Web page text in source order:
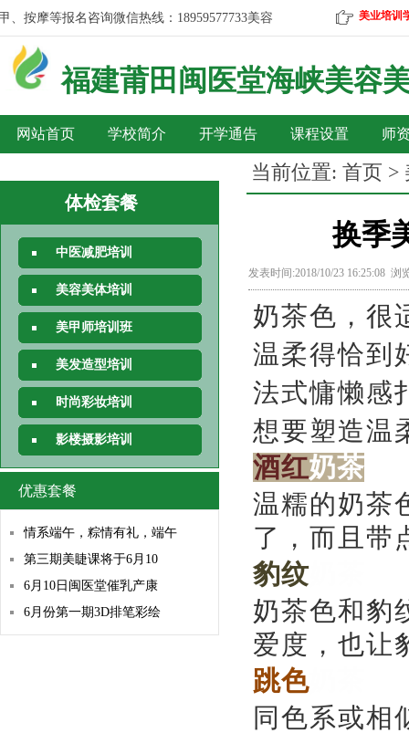
福建莆田 闽医堂海峡美容
网站首页 学校简介 开学通告 课程设置 师
按摩等报名咨询微信热线：18959577733美容、美发、彩妆、美甲、按
美业培训
体检套餐
中医减肥培训
美容美体培训
美甲师培训班
美发造型培训
时尚彩妆培训
影楼摄影培训
优惠套餐
情系端午，粽情有礼，端午
第三期美睫课将于6月10
6月10日闽医堂催乳产康
6月份第一期3D排笔彩绘
当前位置: 首页 >
换季
发表时间:2018/10/23 16:25:08 浏
奶茶色，很
温柔得恰到
法式慵懒感
想要塑造温
酒红奶茶
温糯的奶茶
了，而且带
豹纹奶茶
奶茶色和豹
爱度，也让
跳色奶茶
同色系或相